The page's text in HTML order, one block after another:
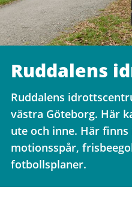
Ruddalens
Ruddalens
västra Göteborg. Här
ute och inne. Här
motionsspår,
fotbollsplaner.